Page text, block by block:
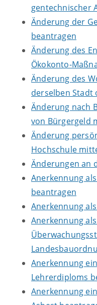
gentechnischer
Änderung der
beantragen
Änderung des
Ökokonto-
Änderung des
derselben Stadt
Änderung nach
von Bürgergeld
Änderung
Hochschule
Änderungen an
Anerkennung
beantragen
Anerkennung
Anerkennung
Anerkennung
Lehrerdiploms
Anerkennung